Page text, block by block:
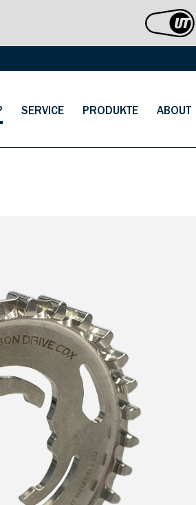
SERVICE PRODUKTE ABOUT